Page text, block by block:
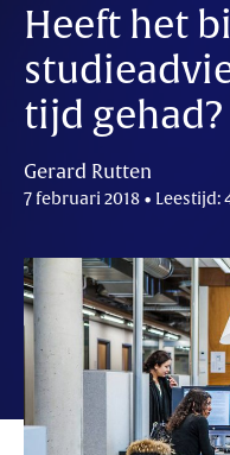
Heeft het
tijd gehad?
Gerard Rutten
7 februari 2018 • Leestijd: